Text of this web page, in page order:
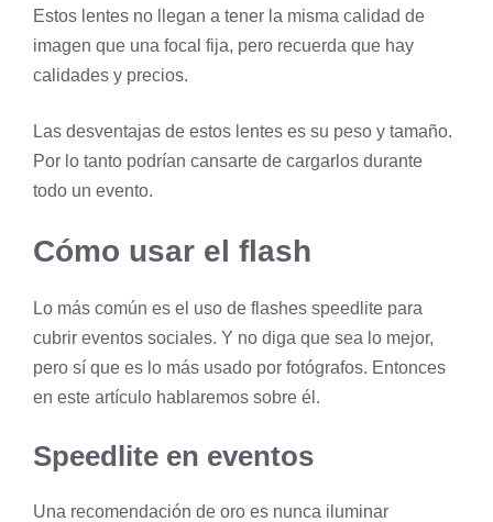
Estos lentes no llegan a tener la misma calidad de
imagen que una focal fija, pero recuerda que hay
calidades y precios.
Las desventajas de estos lentes es su peso y tamaño.
Por lo tanto podrían cansarte de cargarlos durante
todo un evento.
Cómo usar el flash
Lo más común es el uso de flashes speedlite para
cubrir eventos sociales. Y no diga que sea lo mejor,
pero sí que es lo más usado por fotógrafos. Entonces
en este artículo hablaremos sobre él.
Speedlite en eventos
Una recomendación de oro es nunca iluminar